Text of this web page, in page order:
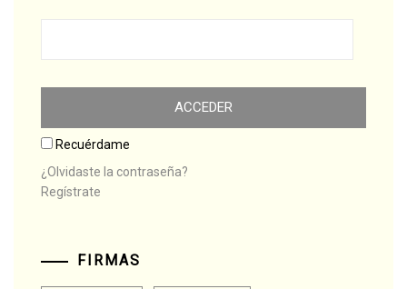
Recuérdame
¿Olvidaste la contraseña?
Regístrate
FIRMAS